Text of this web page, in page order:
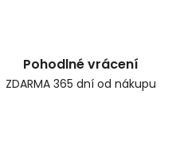
Pohodlné vrácení
ZDARMA 365 dní od nákupu